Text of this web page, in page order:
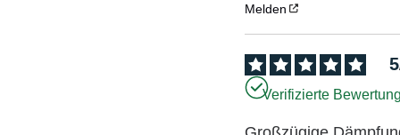
Melden
5
Verifizierte